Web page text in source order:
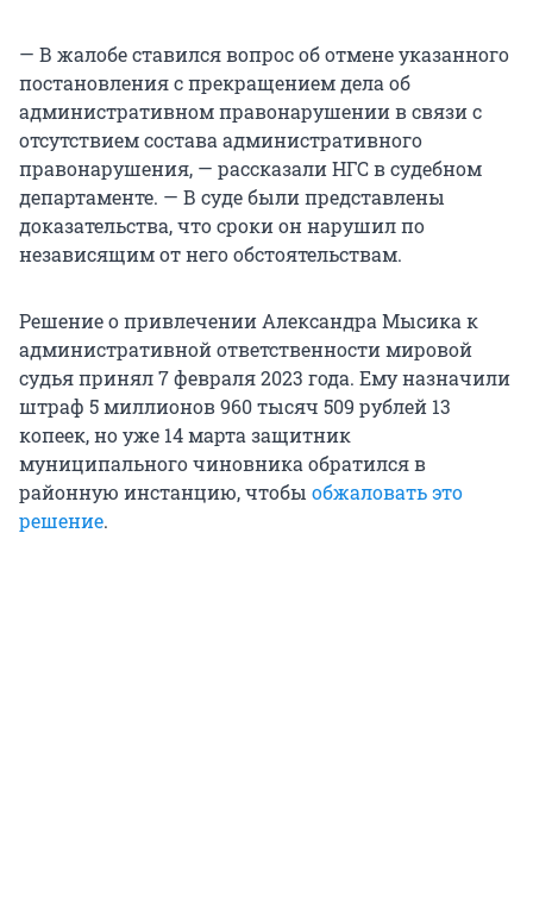
— В жалобе ставился вопрос об отмене указанного
постановления с прекращением дела об
административном правонарушении в связи с
отсутствием состава административного
правонарушения, — рассказали НГС в судебном
департаменте. — В суде были представлены
доказательства, что сроки он нарушил по
независящим от него обстоятельствам.
Решение о привлечении Александра Мысика к
административной ответственности мировой
судья принял 7 февраля 2023 года. Ему назначили
штраф 5 миллионов 960 тысяч 509 рублей 13
копеек, но уже 14 марта защитник
муниципального чиновника обратился в
районную инстанцию, чтобы обжаловать это
решение.